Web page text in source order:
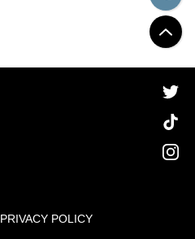
PRIVACY POLICY